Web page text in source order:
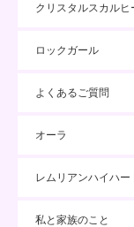
クリスタルスカルヒ
ロックガール
よくあるご質問
オーラ
レムリアンハイハ
私と家族のこと